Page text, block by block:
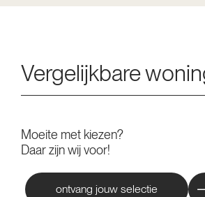
Vergelijkbare
Moeite met kiezen?
Daar zijn wij voor!
ontvang jouw selectie